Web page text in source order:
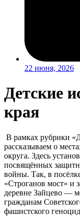
22 июня, 2026
Детские
края
В рамках рубрики
рассказываем о
округа. Здесь
посвящённых
войны. Так, в
«Строганов мост» и
деревне Зайцево —
гражданам
фашистского